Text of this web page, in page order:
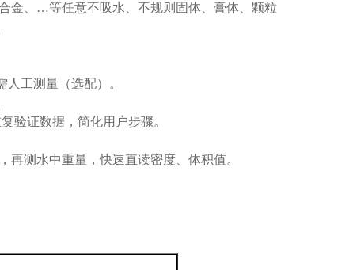
金、 …等任意不吸水、不规则固体、膏体、颗粒
工测量（选配）。
验证数据，简化用户步骤。
再测水中重量，快速直读密度、体积值。